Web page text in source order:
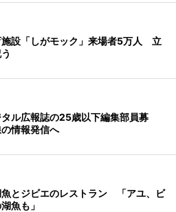
施設「しがモック」来場者5万人 立
ル広報誌の25歳以下編集部員募
情報発信へ
魚とジビエのレストラン 「アユ、ビ
魚も」